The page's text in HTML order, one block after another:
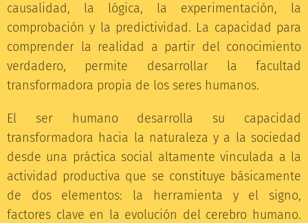
causalidad, la lógica, la experimentación, la
comprobación y la predictividad. La capacidad para
comprender la realidad a partir del conocimiento
verdadero, permite desarrollar la facultad
transformadora propia de los seres humanos.
El ser humano desarrolla su capacidad
transformadora hacia la naturaleza y a la sociedad
desde una práctica social altamente vinculada a la
actividad productiva que se constituye básicamente
de dos elementos: la herramienta y el signo,
factores clave en la evolución del cerebro humano.